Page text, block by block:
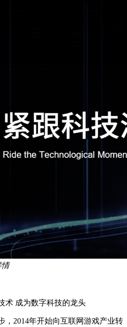
情
术 成为数字科技的龙头
，2014年开始向互联网游戏产业转